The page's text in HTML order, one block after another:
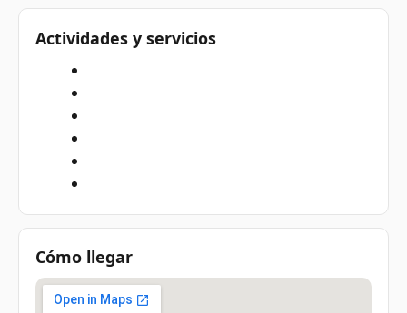
Actividades y servicios
Cómo llegar